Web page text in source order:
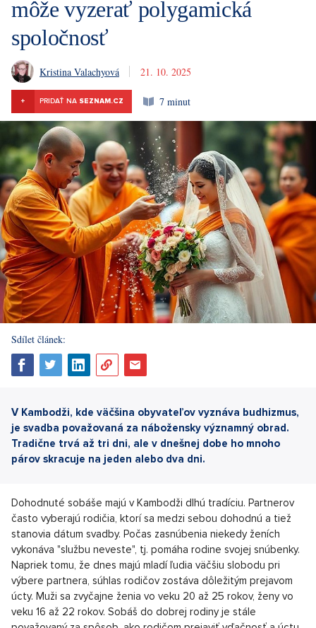
môže vyzerať polygamická
spoločnosť
Kristina Valachyová 21. 10. 2025
+ PRIDAŤ NA SEZNAM.CZ 7 minut
Sdílet článek:
V Kambodži, kde väčšina obyvateľov vyznáva budhizmus,
je svadba považovaná za nábožensky významný obrad.
Tradične trvá až tri dni, ale v dnešnej dobe ho mnoho
párov skracuje na jeden alebo dva dni.
Dohodnuté sobáše majú v Kambodži dlhú tradíciu. Partnerov
často vyberajú rodičia, ktorí sa medzi sebou dohodnú a tiež
stanovia dátum svadby. Počas zasnúbenia niekedy ženích
vykonáva "službu neveste", tj. pomáha rodine svojej snúbenky.
Napriek tomu, že dnes majú mladí ľudia väčšiu slobodu pri
výbere partnera, súhlas rodičov zostáva dôležitým prejavom
úcty. Muži sa zvyčajne ženia vo veku 20 až 25 rokov, ženy vo
veku 16 až 22 rokov. Sobáš do dobrej rodiny je stále